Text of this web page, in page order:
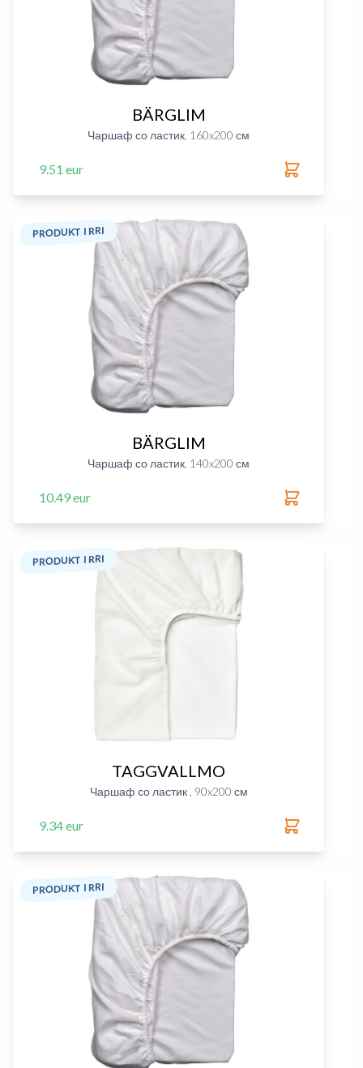
BÄRGLIM
Чаршаф со ластик, 160x200 см
9.51 eur
PRODUKT I RRI
BÄRGLIM
Чаршаф со ластик, 140x200 см
10.49 eur
PRODUKT I RRI
TAGGVALLMO
Чаршаф со ластик , 90x200 см
9.34 eur
PRODUKT I RRI